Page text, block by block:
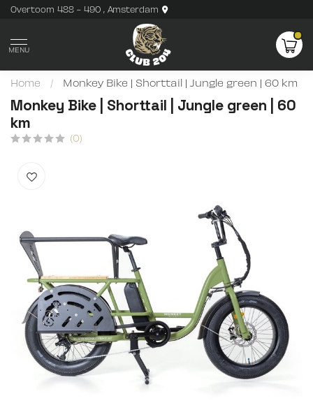
Overtoom 488 - 490 , Amsterdam
MENU
Home / Monkey Bike | Shorttail | Jungle green | 60 km
Monkey Bike | Shorttail | Jungle green | 60
km
(0)